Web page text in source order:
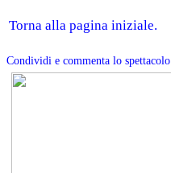
Torna alla pagina iniziale.
Condividi e commenta lo spettacolo